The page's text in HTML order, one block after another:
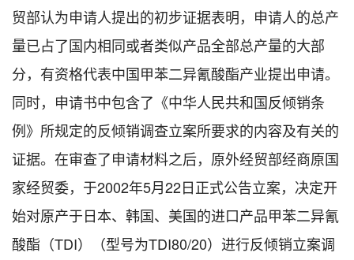
贸部认为申请人提出的初步证据表明，申请人的总产
量已占了国内相同或者类似产品全部总产量的大部
分，有资格代表中国甲苯二异氰酸酯产业提出申请。
同时，申请书中包含了《中华人民共和国反倾销条
例》所规定的反倾销调查立案所要求的内容及有关的
证据。在审查了申请材料之后，原外经贸部经商原国
家经贸委，于2002年5月22日正式公告立案，决定开
始对原产于日本、韩国、美国的进口产品甲苯二异氰
酸酯（TDI）（型号为TDI80/20）进行反倾销立案调